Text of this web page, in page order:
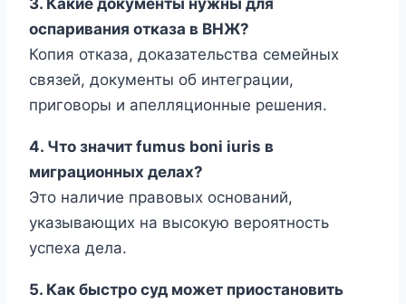
3. Какие документы нужны для
оспаривания отказа в ВНЖ?
Копия отказа, доказательства семейных
связей, документы об интеграции,
приговоры и апелляционные решения.
4. Что значит fumus boni iuris в
миграционных делах?
Это наличие правовых оснований,
указывающих на высокую вероятность
успеха дела.
5. Как быстро суд может приостановить